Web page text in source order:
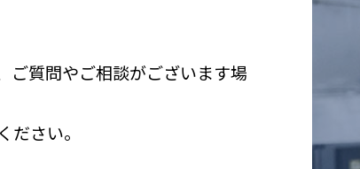
ご質問やご相談がございます場
ださい。